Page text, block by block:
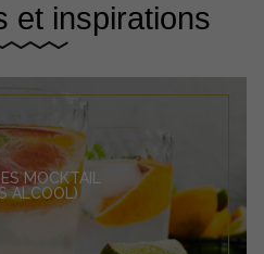
et inspirations
MOCKTAIL
ALCOOL)